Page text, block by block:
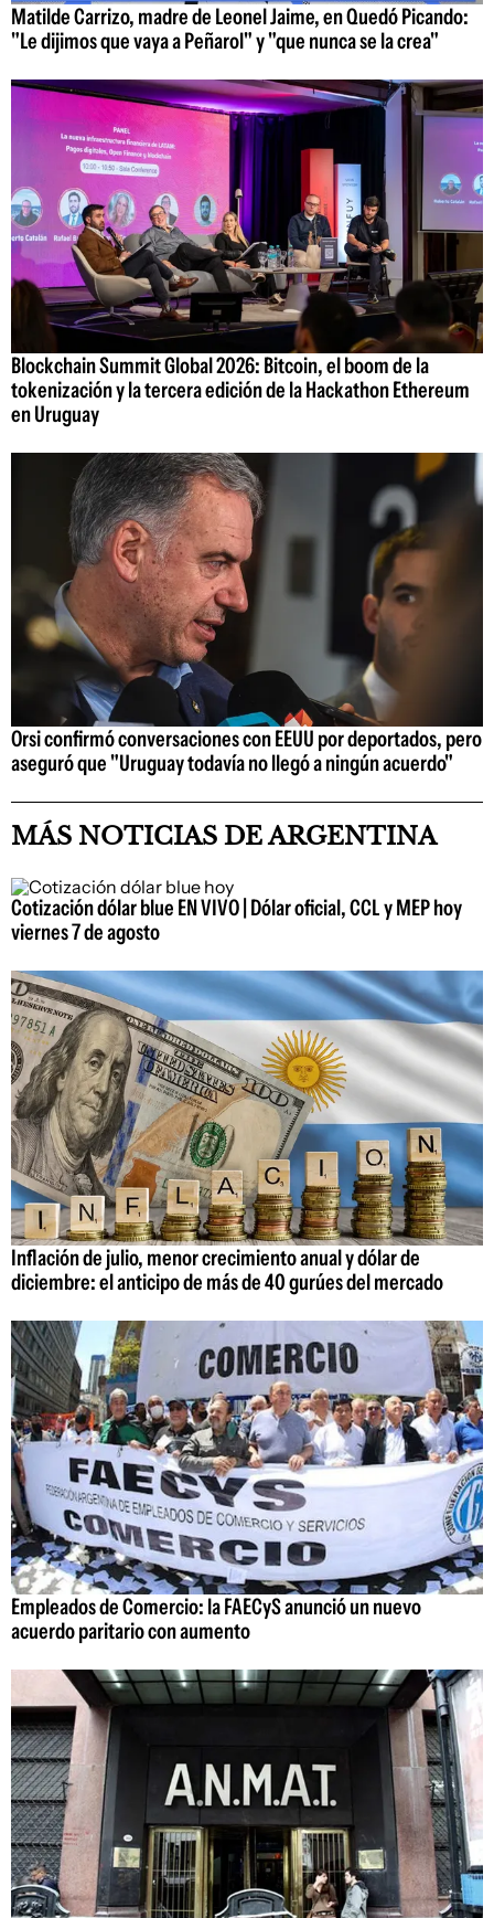
Matilde Carrizo, madre de Leonel Jaime, en Quedó Picando:
"Le dijimos que vaya a Peñarol" y "que nunca se la crea"
Blockchain Summit Global 2026: Bitcoin, el boom de la
tokenización y la tercera edición de la Hackathon Ethereum
en Uruguay
Orsi confirmó conversaciones con EEUU por deportados, pero
aseguró que "Uruguay todavía no llegó a ningún acuerdo"
MÁS NOTICIAS DE ARGENTINA
Cotización dólar blue EN VIVO | Dólar oficial, CCL y MEP hoy
viernes 7 de agosto
Inflación de julio, menor crecimiento anual y dólar de
diciembre: el anticipo de más de 40 gurúes del mercado
Empleados de Comercio: la FAECyS anunció un nuevo
acuerdo paritario con aumento